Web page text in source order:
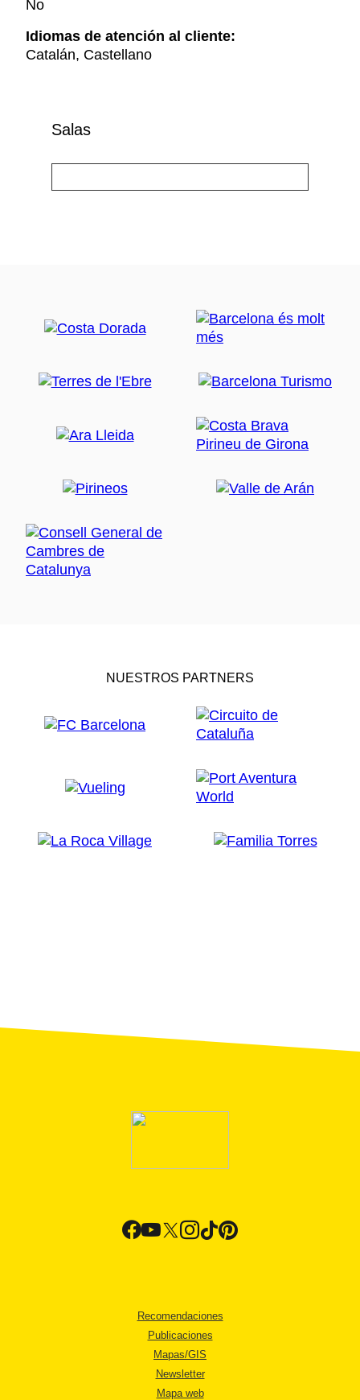
No
Idiomas de atención al cliente:
Catalán, Castellano
Salas
NUESTROS PARTNERS
Recomendaciones
Publicaciones
Mapas/GIS
Newsletter
Mapa web